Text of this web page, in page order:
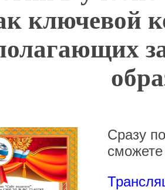
ключевой
Сразу